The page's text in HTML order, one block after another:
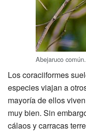
Abejaruco común.
Los coraciiformes
especies viajan a
mayoría de ellos
muy bien. Sin
cálaos y carracas